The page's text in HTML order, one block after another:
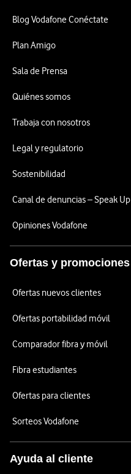
Blog Vodafone Conéctate
Plan Amigo
Sala de Prensa
Quiénes somos
Trabaja con nosotros
Legal y regulatorio
Sostenibilidad
Canal de denuncias – Speak Up
Opiniones Vodafone
Ofertas y promociones
Ofertas nuevos clientes
Ofertas portabilidad móvil
Comparador fibra y móvil
Fibra estudiantes
Ofertas para clientes
Sorteos Vodafone
Ayuda al cliente